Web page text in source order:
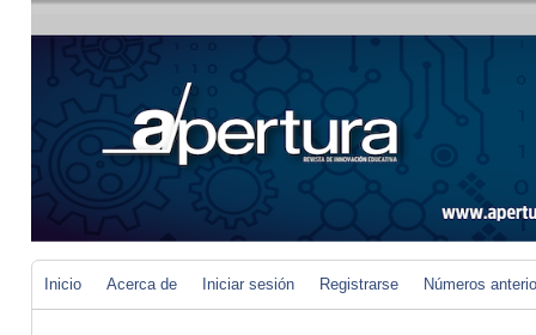
Inicio Acerca de Iniciar sesión Registrarse Números